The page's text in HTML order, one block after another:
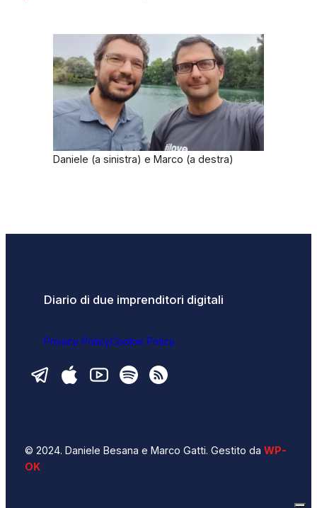
Daniele (a sinistra) e Marco (a destra)
Diario di due imprenditori digitali
Privacy PolicyCookie Policy
© 2024. Daniele Besana e Marco Gatti. Gestito da WP-
OK